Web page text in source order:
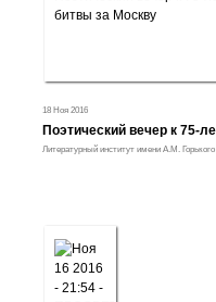
18 Ноя 2016
Поэтический вечер к 75-
Литературный институт имени А.М. Горького